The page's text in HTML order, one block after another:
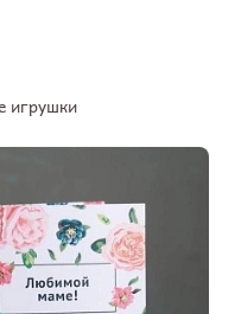
игрушки